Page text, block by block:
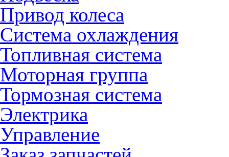
Привод колеса
Система охлаждения
Топливная система
Моторная группа
Тормозная система
Электрика
Управление